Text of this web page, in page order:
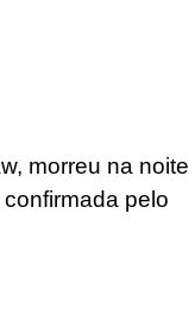
morreu na noite
pelo